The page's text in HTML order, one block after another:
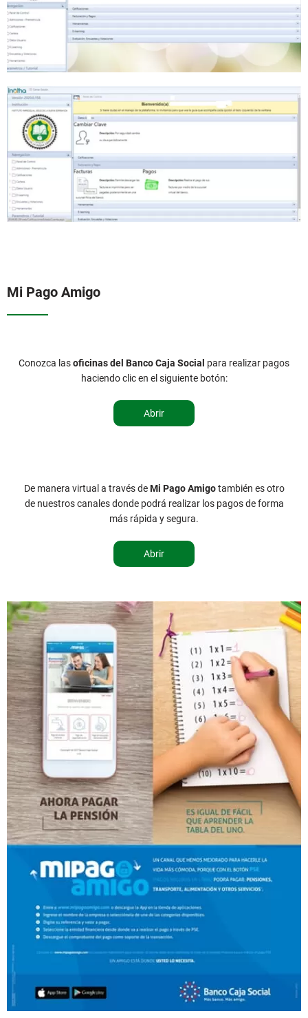
Mi Pago Amigo
Conozca lasoficinas del Banco Caja Social para realizar pagos
haciendo clic en el siguiente botón:
Abrir
De manera virtual a través deMi Pago Amigotambién es otro
de nuestros canales donde podrá realizar los pagos de forma
más rápida y segura.
Abrir